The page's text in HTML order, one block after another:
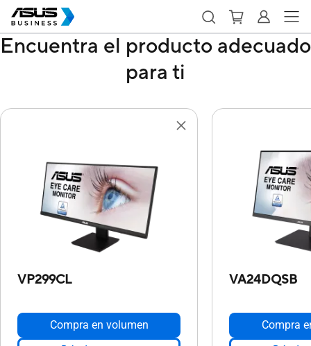
Encuentra el producto adecuado
para ti
VP299CL
Compra en volumen
VA24DQSB
Compra